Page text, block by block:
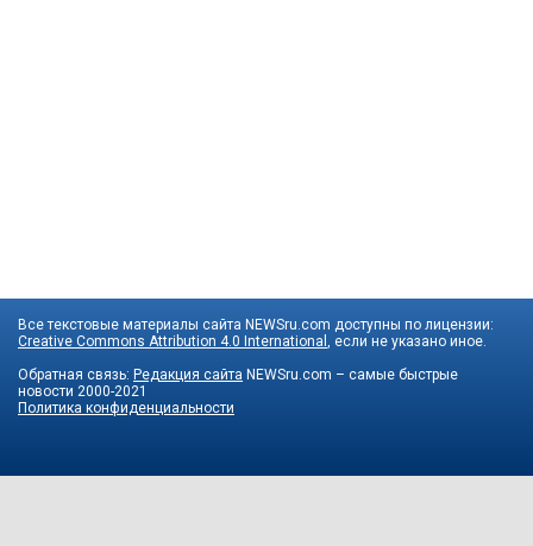
Все текстовые материалы сайта NEWSru.com доступны по лицензии:
Creative Commons Attribution 4.0 International
, если не указано иное.
Обратная связь: Редакция сайта NEWSru.com – самые быстрые
новости 2000-2021
Политика конфиденциальности